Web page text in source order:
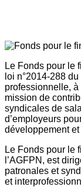
Le Fonds pour le
loi n°2014-288
professionnelle,
mission de
syndicales de
d’employeurs
développement et
Le Fonds pour le
l’AGFPN, est
patronales et
et